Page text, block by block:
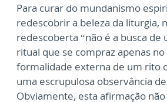
Para curar do mundanismo
redescobrir a beleza da liturgia,
redescoberta “não é a busca
ritual que se compraz apenas
formalidade externa de um rito
uma escrupulosa observância
Obviamente, esta afirmação